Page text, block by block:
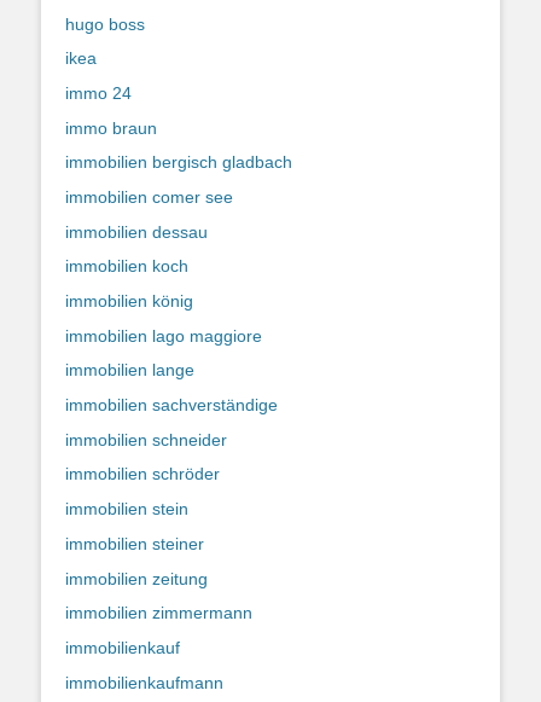
hugo boss
ikea
immo 24
immo braun
immobilien bergisch gladbach
immobilien comer see
immobilien dessau
immobilien koch
immobilien könig
immobilien lago maggiore
immobilien lange
immobilien sachverständige
immobilien schneider
immobilien schröder
immobilien stein
immobilien steiner
immobilien zeitung
immobilien zimmermann
immobilienkauf
immobilienkaufmann